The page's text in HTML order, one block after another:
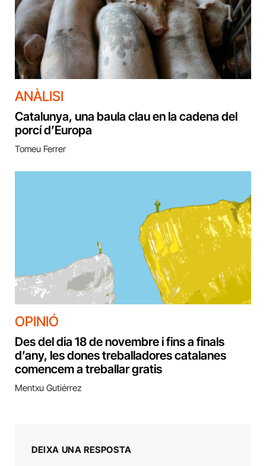
ANÀLISI
Catalunya, una baula clau en la cadena del
porcí d’Europa
Tomeu Ferrer
OPINIÓ
Des del dia 18 de novembre i fins a finals
d’any, les dones treballadores catalanes
comencem a treballar gratis
Mentxu Gutiérrez
DEIXA UNA RESPOSTA